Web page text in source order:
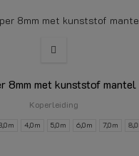
mantel - per meter
6,0m 7,0m 8,0m 9,0m 10m